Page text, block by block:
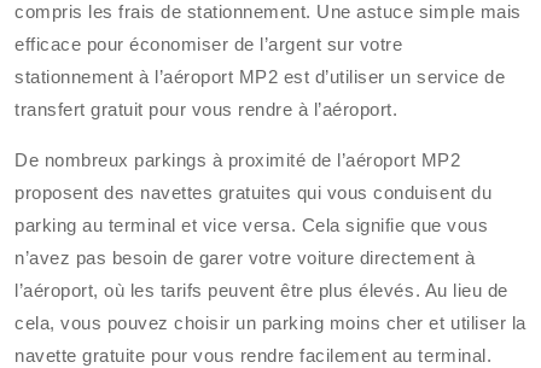
compris les frais de stationnement. Une astuce simple mais
efficace pour économiser de l’argent sur votre
stationnement à l’aéroport MP2 est d’utiliser un service de
transfert gratuit pour vous rendre à l’aéroport.
De nombreux parkings à proximité de l’aéroport MP2
proposent des navettes gratuites qui vous conduisent du
parking au terminal et vice versa. Cela signifie que vous
n’avez pas besoin de garer votre voiture directement à
l’aéroport, où les tarifs peuvent être plus élevés. Au lieu de
cela, vous pouvez choisir un parking moins cher et utiliser la
navette gratuite pour vous rendre facilement au terminal.